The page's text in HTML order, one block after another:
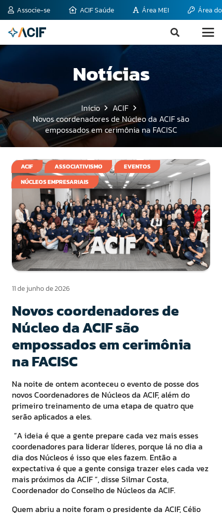
Associe-se ACIF Saúde Área MEI Área
Notícias
Início
ACIF
Novos coordenadores de Núcleo da ACIF são
empossados em cerimônia na FACISC
ACIF ASSOCIATIVISMO
EVENTOS
NÚCLEOS EMPRESARIAIS
11 de junho de 2026
Novos coordenadores de
Núcleo da ACIF são
empossados em cerimônia
na FACISC
Na noite de ontem aconteceu o evento de posse dos
novos Coordenadores de Núcleos da ACIF, além do
primeiro treinamento de uma etapa de quatro que
serão aplicados a eles.
“A ideia é que a gente prepare cada vez mais esses
coordenadores para liderar líderes, porque lá no dia a
dia dos Núcleos é isso que eles fazem. Então a
expectativa é que a gente consiga trazer eles cada vez
mais próximos da ACIF “, disse Silmar Costa,
Coordenador do Conselho de Núcleos da ACIF.
Quem abriu a noite foram o presidente da ACIF, Célio